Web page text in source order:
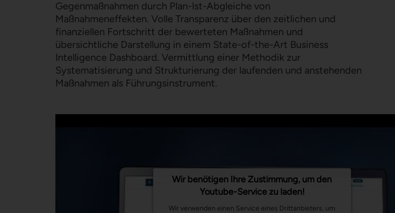
Gegenmaßnahmen durch Plan-Ist-Abgleiche von
Maßnahmeneffekten. Volle Transparenz über den zeitlichen und
finanziellen Fortschritt der bewerteten Maßnahmen und
übersichtliche Darstellung in einem State-of-the-Art Business
Intelligence Dashboard. Vermittlung einer Methodik zur
Systematisierung und Strukturierung der laufenden und anstehenden
Maßnahmen als Führungsinstrument.
Wir benötigen Ihre Zustimmung, um den
Youtube-Service zu laden!
Wir verwenden einen Service eines Drittanbieters, um